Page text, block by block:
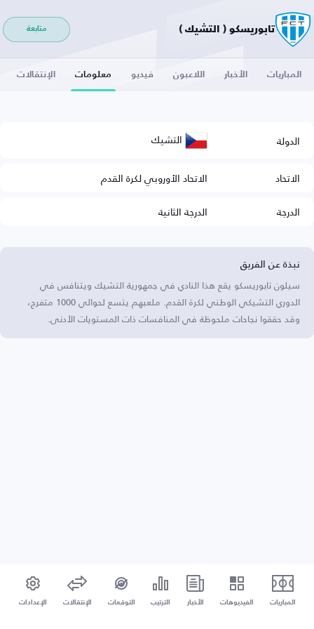
تابوريسكو ( التشيك ) متابعة
المباريات الأخبار اللاعبون فيديو معلومات الإنتقالات
الدولة التشيك
الاتحاد
الاتحاد الأوروبي لكرة القدم
الدرجة
الدرجة الثانية
نبذة عن الفريق
سيلون تابوريسكو يقع هذا النادي في جمهورية التشيك ويتنافس في
الدوري التشيكي الوطني لكرة القدم. ملعبهم يتسع لحوالي 1000 متفرج،
وقد حققوا نجاحات ملحوظة في المنافسات ذات المستويات الأدنى.
المباريات الفيديوهات الأخبار الترتيب التوقعات الإنتقالات الإعدادات